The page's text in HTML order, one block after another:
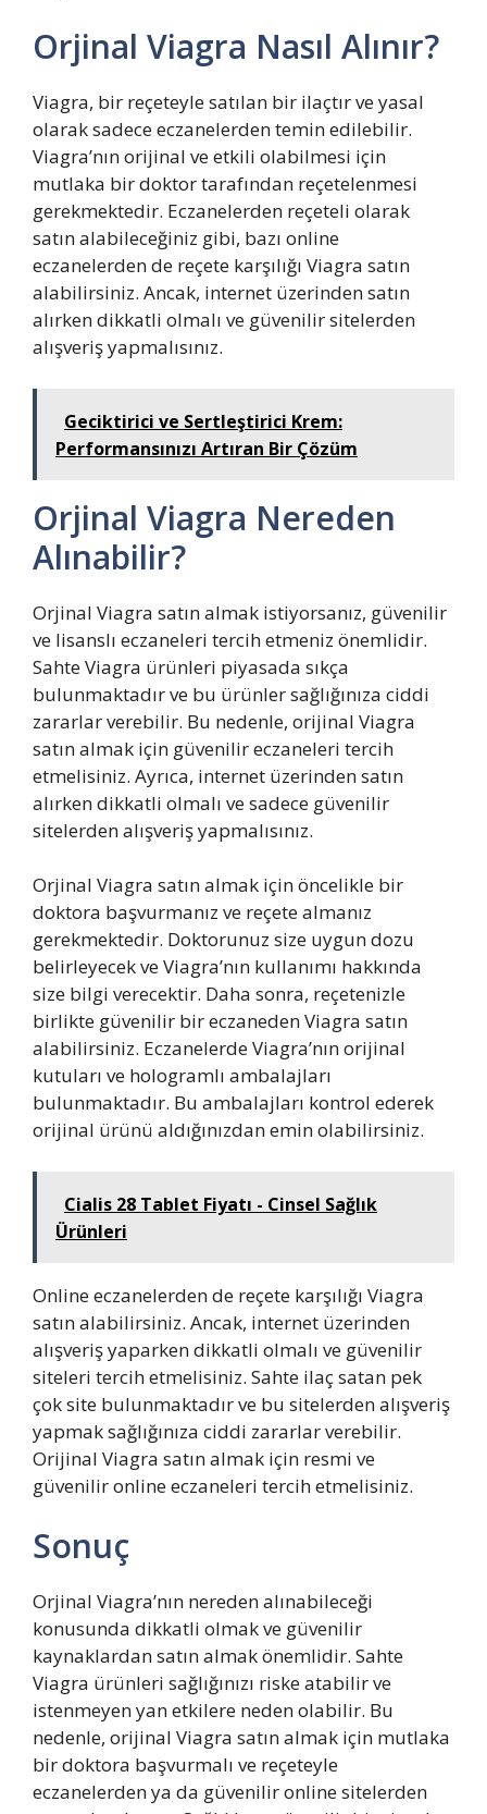
Orjinal Viagra Nasıl Alınır?
Viagra, bir reçeteyle satılan bir ilaçtır ve yasal
olarak sadece eczanelerden temin edilebilir.
Viagra’nın orijinal ve etkili olabilmesi için
mutlaka bir doktor tarafından reçetelenmesi
gerekmektedir. Eczanelerden reçeteli olarak
satın alabileceğiniz gibi, bazı online
eczanelerden de reçete karşılığı Viagra satın
alabilirsiniz. Ancak, internet üzerinden satın
alırken dikkatli olmalı ve güvenilir sitelerden
alışveriş yapmalısınız.
Geciktirici ve Sertleştirici Krem:
Performansınızı Artıran Bir Çözüm
Orjinal Viagra Nereden
Alınabilir?
Orjinal Viagra satın almak istiyorsanız, güvenilir
ve lisanslı eczaneleri tercih etmeniz önemlidir.
Sahte Viagra ürünleri piyasada sıkça
bulunmaktadır ve bu ürünler sağlığınıza ciddi
zararlar verebilir. Bu nedenle, orijinal Viagra
satın almak için güvenilir eczaneleri tercih
etmelisiniz. Ayrıca, internet üzerinden satın
alırken dikkatli olmalı ve sadece güvenilir
sitelerden alışveriş yapmalısınız.
Orjinal Viagra satın almak için öncelikle bir
doktora başvurmanız ve reçete almanız
gerekmektedir. Doktorunuz size uygun dozu
belirleyecek ve Viagra’nın kullanımı hakkında
size bilgi verecektir. Daha sonra, reçetenizle
birlikte güvenilir bir eczaneden Viagra satın
alabilirsiniz. Eczanelerde Viagra’nın orijinal
kutuları ve hologramlı ambalajları
bulunmaktadır. Bu ambalajları kontrol ederek
orijinal ürünü aldığınızdan emin olabilirsiniz.
Cialis 28 Tablet Fiyatı - Cinsel Sağlık
Ürünleri
Online eczanelerden de reçete karşılığı Viagra
satın alabilirsiniz. Ancak, internet üzerinden
alışveriş yaparken dikkatli olmalı ve güvenilir
siteleri tercih etmelisiniz. Sahte ilaç satan pek
çok site bulunmaktadır ve bu sitelerden alışveriş
yapmak sağlığınıza ciddi zararlar verebilir.
Orijinal Viagra satın almak için resmi ve
güvenilir online eczaneleri tercih etmelisiniz.
Sonuç
Orjinal Viagra’nın nereden alınabileceği
konusunda dikkatli olmak ve güvenilir
kaynaklardan satın almak önemlidir. Sahte
Viagra ürünleri sağlığınızı riske atabilir ve
istenmeyen yan etkilere neden olabilir. Bu
nedenle, orijinal Viagra satın almak için mutlaka
bir doktora başvurmalı ve reçeteyle
eczanelerden ya da güvenilir online sitelerden